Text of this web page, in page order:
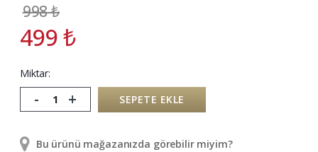
998₺
499₺
Miktar:
- + SEPETE EKLE
Bu ürünü mağazanızda görebilir miyim?